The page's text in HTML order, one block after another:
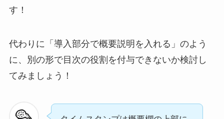
す！
代わりに 「導入部分で概要説明を入れる」のよう
に、別の形で目次の役割を付与できないか検討し
てみましょう！